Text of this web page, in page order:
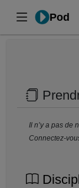
Pod
Il n’y a pas de
Connectez-